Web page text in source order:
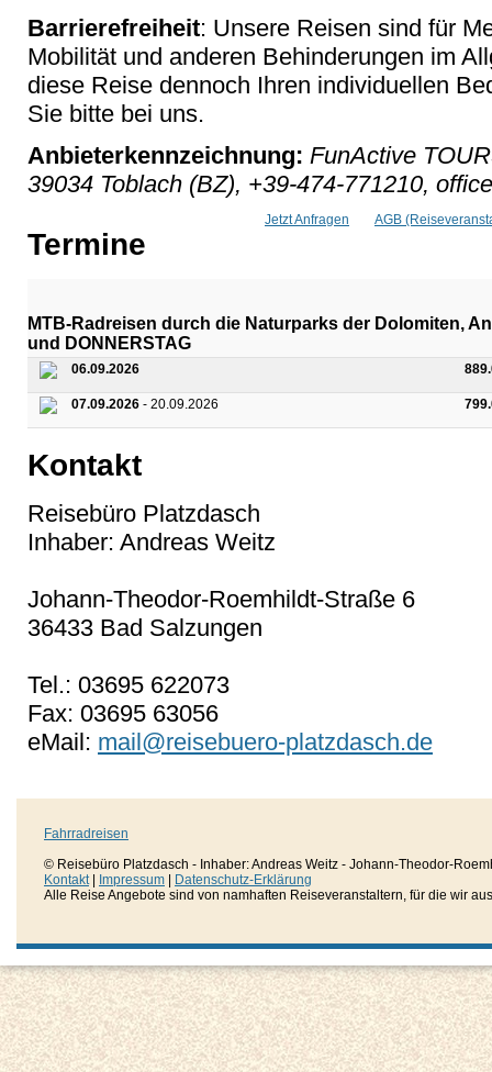
Barrierefreiheit: Unsere Reisen sind für
Mobilität und anderen Behinderungen im
diese Reise dennoch Ihren individuellen
Sie bitte bei uns.
Anbieterkennzeichnung: FunActive
39034 Toblach (BZ), +39-474-771210,
Jetzt Anfragen AGB
Termine
MTB-Radreisen durch die Naturparks der Dolomiten,
und DONNERSTAG
06.09.2026
07.09.2026 - 20.09.2026
Kontakt
Reisebüro Platzdasch
Inhaber: Andreas Weitz
Johann-Theodor-Roemhildt-Straße 6
36433 Bad Salzungen
Tel.: 03695 622073
Fax: 03695 63056
eMail: mail@reisebuero-platzdasch.de
Fahrradreisen
© Reisebüro Platzdasch - Inhaber: Andreas Weitz - Johann-Theodor-
Kontakt| Impressum
Datenschutz-Erklärung
Alle Reise Angebote sind von namhaften Reiseveranstaltern, für die wir